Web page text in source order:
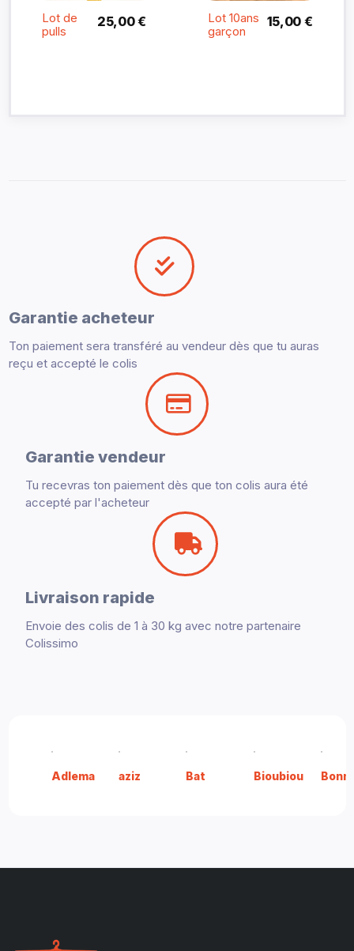
Lot de
pulls
25,00 €
Lot 10ans
garçon
15,00 €
Garantie acheteur
Ton paiement sera transféré au vendeur dès que tu auras
reçu et accepté le colis
Garantie vendeur
Tu recevras ton paiement dès que ton colis aura été
accepté par l'acheteur
Livraison rapide
Envoie des colis de 1 à 30 kg avec notre partenaire
Colissimo
Adlema aziz Bat Bioubiou